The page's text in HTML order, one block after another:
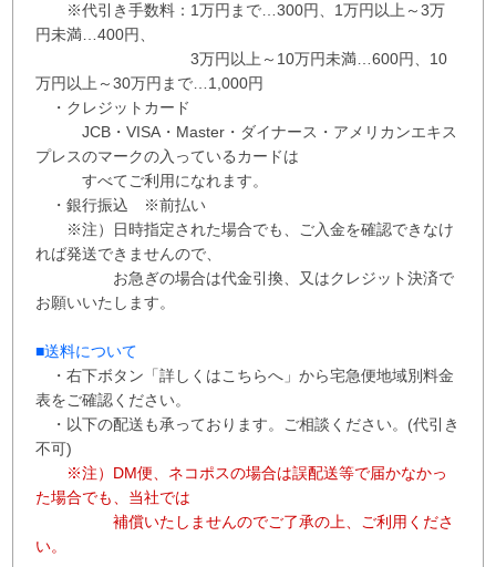
※代引き手数料： 1万円まで…300円、 1万円以上～3万
円未満…400円
3万円以上～10万円未満…600円
10
万円以上～30万円まで…1,000円
・クレジットカード
JCB・VISA・Master・ダイナース・アメリカンエキス
プレスのマークの入っているカードは
すべてご利用になれます。
・銀行振込 ※前払い
※注）日時指定された場合でも、ご入金を確認できなけ
れば発送できませんので、
お急ぎの場合は代金引換、又はクレジット決済で
お願いいたします。
■送料について
・右下ボタン 「詳しくはこちらへ」から宅急便地域別料金
表をご確認ください。
・以下の配送も承っております。ご相談ください。(代引き
不可)
※注）DM便、ネコポスの場合は誤配送等で届かなかっ
た場合でも、当社では
補償いたしませんのでご了承の上、ご利用くださ
い。